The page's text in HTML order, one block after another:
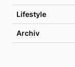
Lifestyle
Archiv